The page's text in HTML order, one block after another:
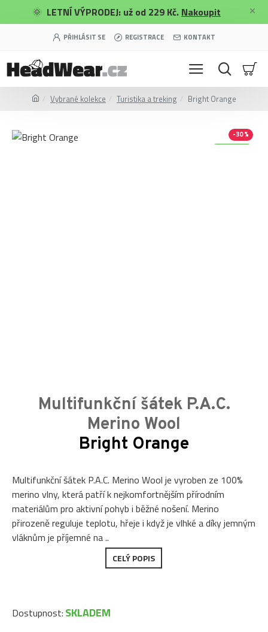
🌞 LETNÍ VÝPRODEJ: už od 229 Kč. Nakoupit
PŘIHLÁSIT SE REGISTRACE KONTAKT
Vybrané kolekce Turistika a treking Bright Orange
-30 %
Multifunkční šátek P.A.C.
Merino Wool
Bright Orange
Multifunkční šátek P.A.C. Merino Wool je vyroben ze 100%
merino vlny, která patří k nejkomfortnějším přírodním
materiálům pro aktivní pohyb i běžné nošení. Merino
přirozeně reguluje teplotu, hřeje i když je vlhké a díky jemným
vláknům je příjemné na ..
CELÝ POPIS
Dostupnost: SKLADEM